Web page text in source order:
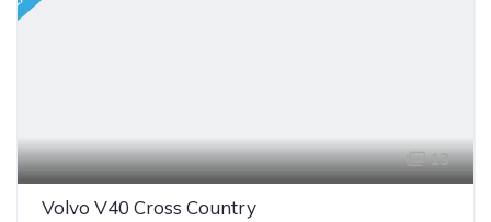
13
Volvo V40 Cross Country